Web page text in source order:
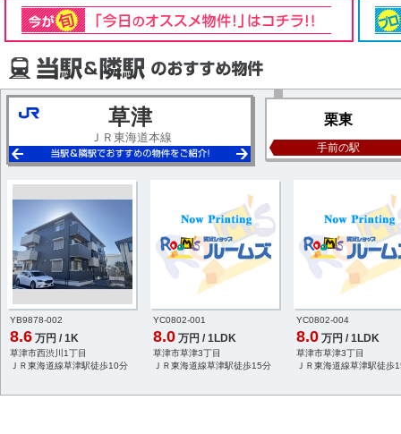
草津
ＪＲ東海道本線
栗東
手前の駅
YB9878-002
8.6 万円 / 1K
草津市西渋川1丁目
ＪＲ東海道線草津駅徒歩10分
YC0802-001
8.0 万円 / 1LDK
草津市草津3丁目
ＪＲ東海道線草津駅徒歩15分
YC0802-004
8.0 万円 / 1LDK
草津市草津3丁目
ＪＲ東海道線草津駅徒歩